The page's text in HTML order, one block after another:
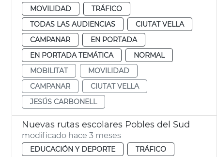
MOVILIDAD
TRÁFICO
TODAS LAS AUDIENCIAS
CIUTAT VELLA
CAMPANAR
EN PORTADA
EN PORTADA TEMÁTICA
NORMAL
MOBILITAT
MOVILIDAD
CAMPANAR
CIUTAT VELLA
JESÚS CARBONELL
Nuevas rutas escolares Pobles del Sud
modificado hace 3 meses
EDUCACIÓN Y DEPORTE
TRÁFICO